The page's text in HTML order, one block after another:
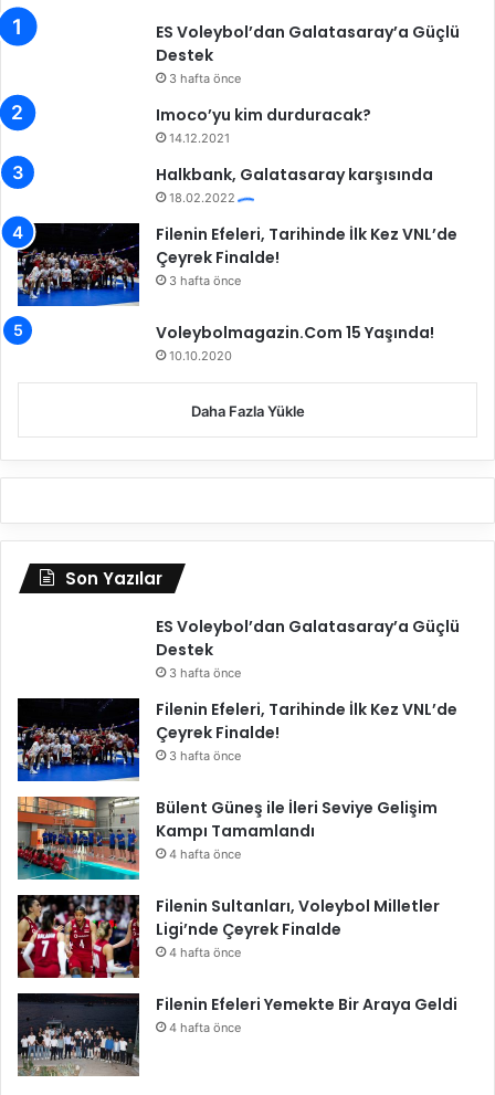
ES Voleybol’dan Galatasaray’a Güçlü
Destek
3 hafta önce
Imoco’yu kim durduracak?
14.12.2021
Halkbank, Galatasaray karşısında
18.02.2022
Filenin Efeleri, Tarihinde İlk Kez VNL’de
Çeyrek Finalde!
3 hafta önce
Voleybolmagazin.Com 15 Yaşında!
10.10.2020
Daha Fazla Yükle
Son Yazılar
ES Voleybol’dan Galatasaray’a Güçlü
Destek
3 hafta önce
Filenin Efeleri, Tarihinde İlk Kez VNL’de
Çeyrek Finalde!
3 hafta önce
Bülent Güneş ile İleri Seviye Gelişim
Kampı Tamamlandı
4 hafta önce
Filenin Sultanları, Voleybol Milletler
Ligi’nde Çeyrek Finalde
4 hafta önce
Filenin Efeleri Yemekte Bir Araya Geldi
4 hafta önce